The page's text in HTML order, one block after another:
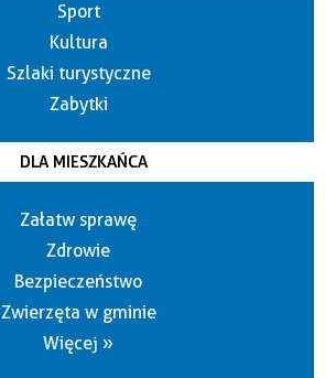
Sport
Kultura
Szlaki turystyczne
Zabytki
DLA MIESZKAŃCA
Załatw sprawę
Zdrowie
Bezpieczeństwo
Zwierzęta w gminie
Więcej »